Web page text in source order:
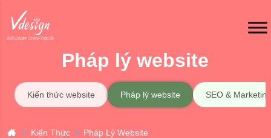
Pháp lý website
Kiến thức website Pháp lý website SEO & Marketing
Kiến Thức Pháp Lý Website